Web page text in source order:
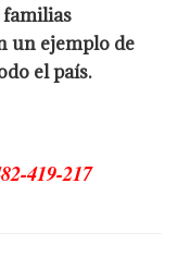
familias
un ejemplo de
el país.
419-217